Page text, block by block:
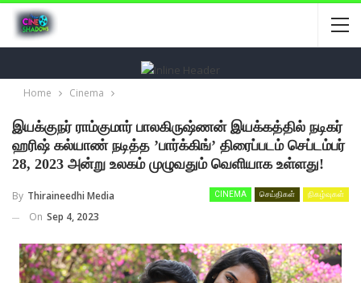
Home Cinema
இயக்குநர் ராம்குமார் பாலகிருஷ்ணன் இயக்கத்தில் நடிகர்
ஹரிஷ் கல்யாண் நடித்த ’பார்க்கிங்’ திரைப்படம் செப்டம்பர்
28, 2023 அன்று உலகம் முழுவதும் வெளியாக உள்ளது!
CINEMA செய்திகள் நிகழ்வுகள்
By Thiraineedhi Media
On Sep 4, 2023